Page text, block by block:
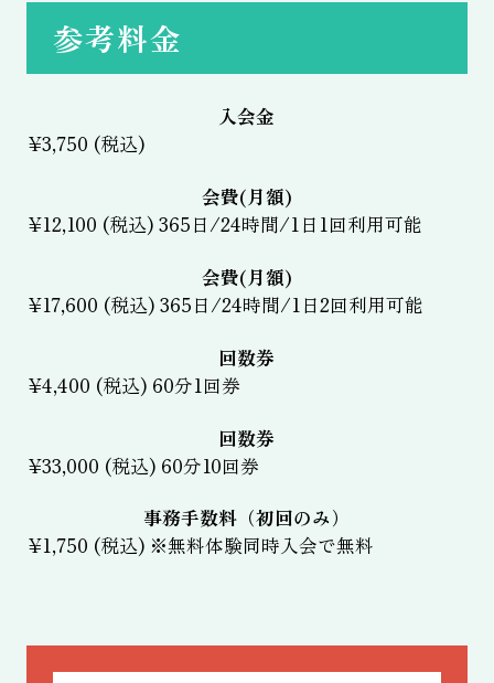
参考料金
入会金
¥3,750 (税込)
会費(月額)
¥12,100 (税込) 365日/24時間/1日1回利用可能
会費(月額)
¥17,600 (税込) 365日/24時間/1日2回利用可能
回数券
¥4,400 (税込) 60分1回券
回数券
¥33,000 (税込) 60分10回券
事務手数料（初回のみ）
¥1,750 (税込) ※無料体験同時入会で無料